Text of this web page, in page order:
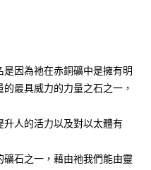
費
因為祂在赤銅礦中是擁有明
最具威力的力量之石之一，
人的活力以及對以太體有
石之一，藉由祂我們能由靈